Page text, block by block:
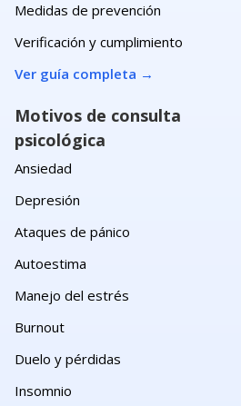
Medidas de prevención
Verificación y cumplimiento
Ver guía completa →
Motivos de consulta
psicológica
Ansiedad
Depresión
Ataques de pánico
Autoestima
Manejo del estrés
Burnout
Duelo y pérdidas
Insomnio